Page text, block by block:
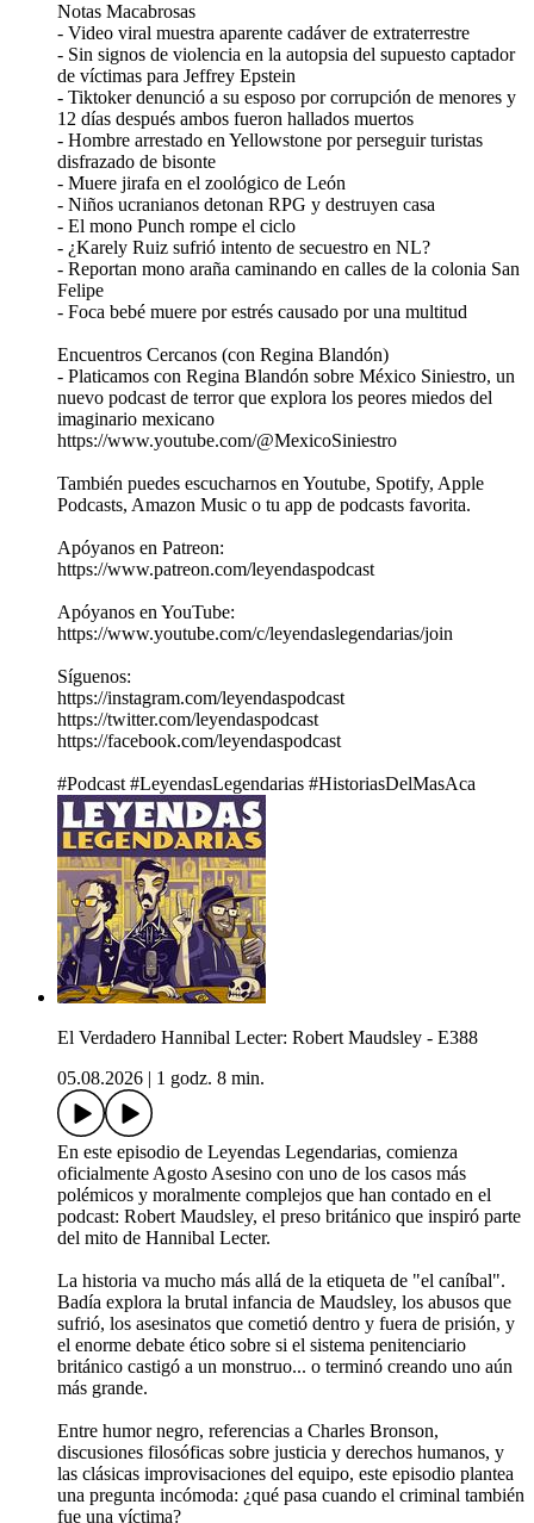
Notas Macabrosas
- Video viral muestra aparente cadáver de extraterrestre
- Sin signos de violencia en la autopsia del supuesto captador
de víctimas para Jeffrey Epstein
- Tiktoker denunció a su esposo por corrupción de menores y
12 días después ambos fueron hallados muertos
- Hombre arrestado en Yellowstone por perseguir turistas
disfrazado de bisonte
- Muere jirafa en el zoológico de León
- Niños ucranianos detonan RPG y destruyen casa
- El mono Punch rompe el ciclo
- ¿Karely Ruiz sufrió intento de secuestro en NL?
- Reportan mono araña caminando en calles de la colonia San
Felipe
- Foca bebé muere por estrés causado por una multitud
Encuentros Cercanos (con Regina Blandón)
- Platicamos con Regina Blandón sobre México Siniestro, un
nuevo podcast de terror que explora los peores miedos del
imaginario mexicano
https://www.youtube.com/@MexicoSiniestro
También puedes escucharnos en Youtube, Spotify, Apple
Podcasts, Amazon Music o tu app de podcasts favorita.
Apóyanos en Patreon:
https://www.patreon.com/leyendaspodcast​
Apóyanos en YouTube:
https://www.youtube.com/c/leyendaslegendarias/join
Síguenos:
https://instagram.com/leyendaspodcast​
https://twitter.com/leyendaspodcast​
https://facebook.com/leyendaspodcast​
#Podcast​ #LeyendasLegendarias​ #HistoriasDelMasAca
El Verdadero Hannibal Lecter: Robert Maudsley - E388
05.08.2026
1 godz. 8 min.
En este episodio de Leyendas Legendarias, comienza
oficialmente Agosto Asesino con uno de los casos más
polémicos y moralmente complejos que han contado en el
podcast: Robert Maudsley, el preso británico que inspiró parte
del mito de Hannibal Lecter.
La historia va mucho más allá de la etiqueta de "el caníbal".
Badía explora la brutal infancia de Maudsley, los abusos que
sufrió, los asesinatos que cometió dentro y fuera de prisión, y
el enorme debate ético sobre si el sistema penitenciario
británico castigó a un monstruo... o terminó creando uno aún
más grande.
Entre humor negro, referencias a Charles Bronson,
discusiones filosóficas sobre justicia y derechos humanos, y
las clásicas improvisaciones del equipo, este episodio plantea
una pregunta incómoda: ¿qué pasa cuando el criminal también
fue una víctima?